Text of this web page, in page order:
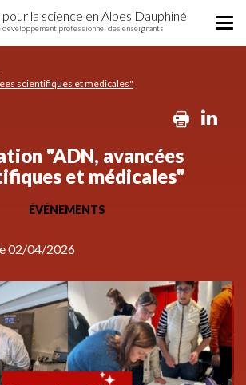
la science en Alpes Dauphiné
professionnel des enseignants
scientifiques et médicales"
Print
"ADN, avancées
et médicales"
ÉVÉNEMENTS
02/04/2026